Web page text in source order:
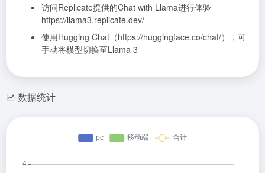
访问Replicate提供的Chat with Llama进行体验
https://llama3.replicate.dev/
使用Hugging Chat（https://huggingface.co/chat/），可
手动将模型切换至Llama 3
数据统计